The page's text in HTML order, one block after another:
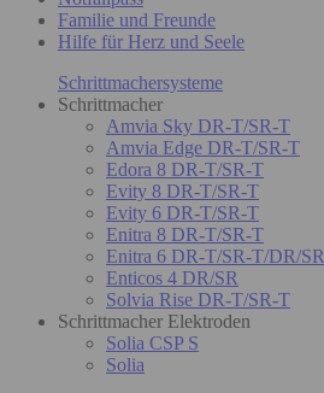
Familie und Freunde
Hilfe für Herz und Seele
Schrittmachersysteme
Schrittmacher
Amvia Sky DR-T/SR-T
Amvia Edge DR-T/SR-T
Edora 8 DR-T/SR-T
Evity 8 DR-T/SR-T
Evity 6 DR-T/SR-T
Enitra 8 DR-T/SR-T
Enitra 6 DR-T/SR-T/DR/SR
Enticos 4 DR/SR
Solvia Rise DR-T/SR-T
Schrittmacher Elektroden
Solia CSP S
Solia